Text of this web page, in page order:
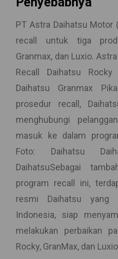
PT Astra Daihatsu Motor
recall untuk tiga
Granmax, dan Luxio.
Recall Daihatsu
Daihatsu Granmax
prosedur recall,
menghubungi
masuk ke dalam
Foto: Daihatsu
DaihatsuSebagai
program recall ini,
resmi Daihatsu yang
Indonesia, siap
melakukan perbaikan
Rocky, GranMax, dan